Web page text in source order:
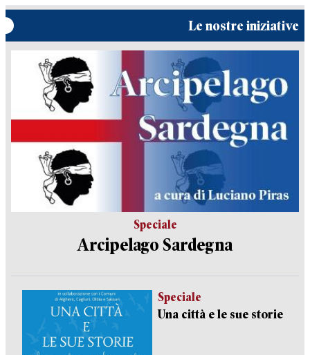
Le nostre iniziative
Speciale
Arcipelago Sardegna
Speciale
Una città e le sue storie